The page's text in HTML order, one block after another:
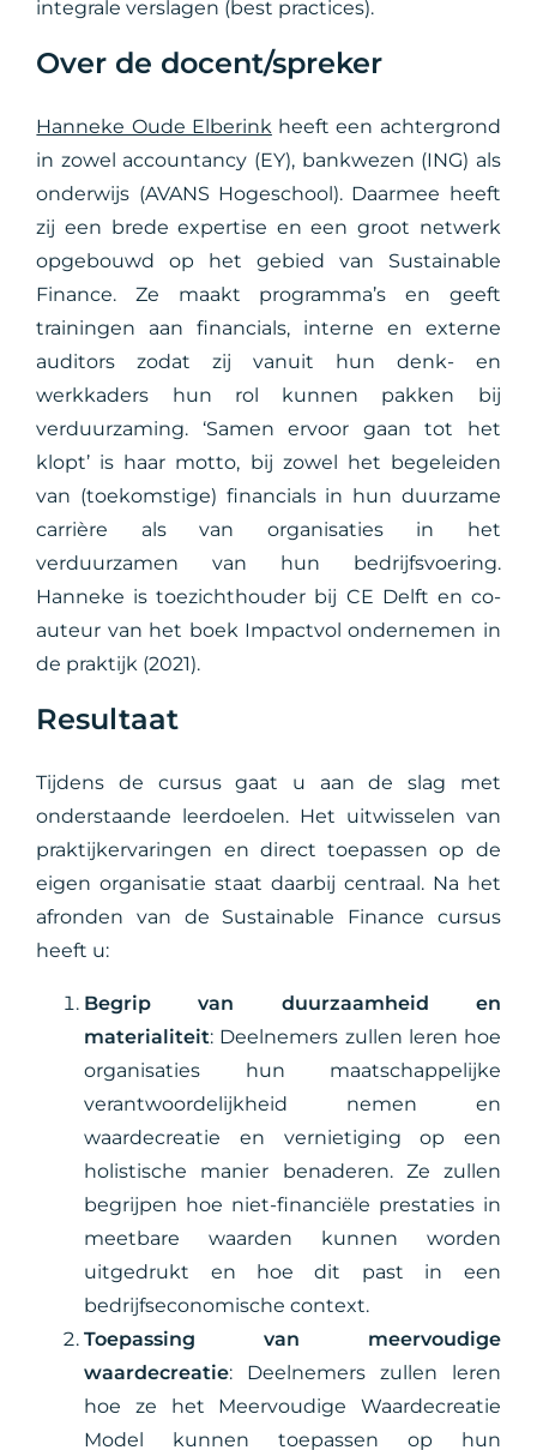
integrale verslagen (best practices).
Over de docent/spreker
Hanneke Oude Elberinkheeft een achtergrond
in zowel accountancy (EY), bankwezen (ING) als
onderwijs (AVANS Hogeschool). Daarmee heeft
zij een brede expertise en een groot netwerk
opgebouwd op het gebied van Sustainable
Finance. Ze maakt programma’s en geeft
trainingen aan financials, interne en externe
auditors zodat zij vanuit hun denk- en
werkkaders hun rol kunnen pakken bij
verduurzaming. ‘Samen ervoor gaan tot het
klopt’ is haar motto, bij zowel het begeleiden
van (toekomstige) financials in hun duurzame
carrière als van organisaties in het
verduurzamen van hun bedrijfsvoering.
Hanneke is toezichthouder bij CE Delft en co-
auteur van het boek Impactvol ondernemen in
de praktijk (2021).
Resultaat
Tijdens de cursus gaat u aan de slag met
onderstaande leerdoelen. Het uitwisselen van
praktijkervaringen en direct toepassen op de
eigen organisatie staat daarbij centraal. Na het
afronden van de Sustainable Finance cursus
heeft u:
Begrip van duurzaamheid en
materialiteit: Deelnemers zullen leren hoe
organisaties hun maatschappelijke
verantwoordelijkheid nemen en
waardecreatie en vernietiging op een
holistische manier benaderen. Ze zullen
begrijpen hoe niet-financiële prestaties in
meetbare waarden kunnen worden
uitgedrukt en hoe dit past in een
bedrijfseconomische context.
Toepassing van meervoudige
waardecreatie: Deelnemers zullen leren
hoe ze het Meervoudige Waardecreatie
Model kunnen toepassen op hun